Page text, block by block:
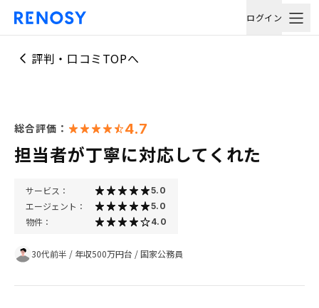
ログイン
評判・口コミTOPへ
総合評価： 4.7
担当者が丁寧に対応してくれた
サービス： 5.0
エージェント： 5.0
物件： 4.0
30代前半 / 年収500万円台 / 国家公務員